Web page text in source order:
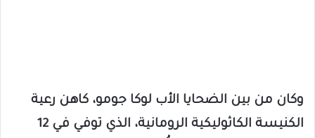
وكان من بين الضحايا الأب لوكا جومو، كاهن رعية
الكنيسة الكاثوليكية الرومانية، الذي توفي في 12